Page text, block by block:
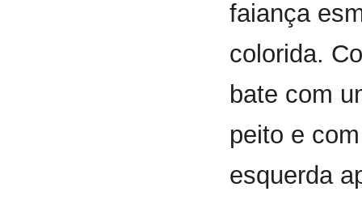
faiança
colorida.
bate com
peito e
esquerda